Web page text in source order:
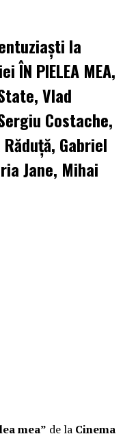
la
ÎN PIELEA MEA,
Vlad
Costache,
Gabriel
Jane, Mihai
mea” de la Cinema